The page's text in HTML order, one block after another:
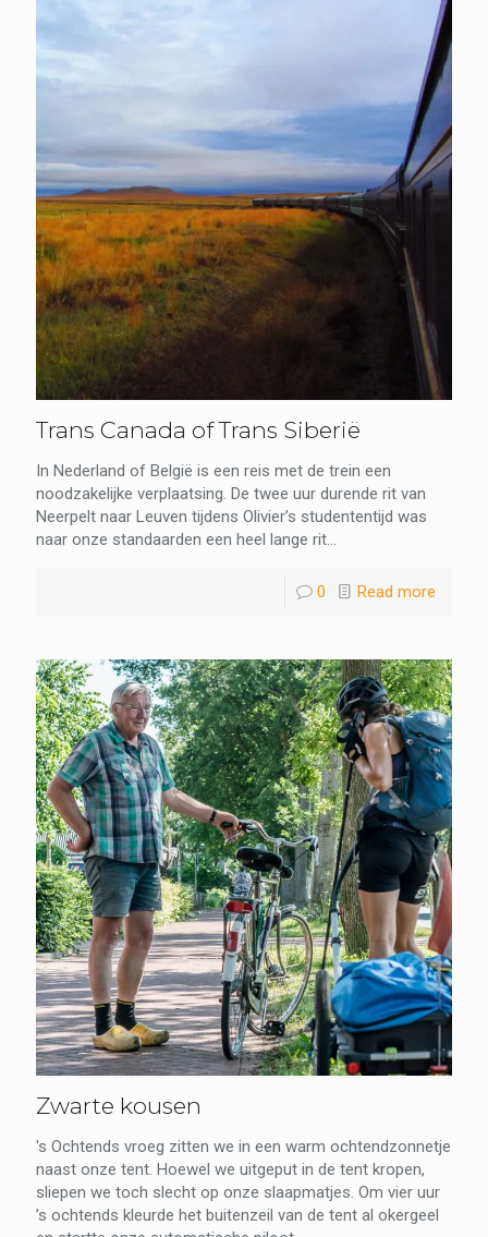
Trans Canada of Trans Siberië
In Nederland of België is een reis met de trein een
noodzakelijke verplaatsing. De twee uur durende rit van
Neerpelt naar Leuven tijdens Olivier’s studententijd was
naar onze standaarden een heel lange rit...
0 Read more
Zwarte kousen
's Ochtends vroeg zitten we in een warm ochtendzonnetje
naast onze tent. Hoewel we uitgeput in de tent kropen,
sliepen we toch slecht op onze slaapmatjes. Om vier uur
’s ochtends kleurde het buitenzeil van de tent al okergeel